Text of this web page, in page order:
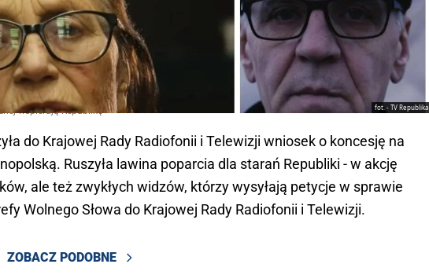
fot. - TV Republika
wspierają Republikę
do Krajowej Rady Radiofonii i Telewizji wniosek o koncesję na
Ruszyła lawina poparcia dla starań Republiki - w akcję
ale też zwykłych widzów, którzy wysyłają petycje w sprawie
Wolnego Słowa do Krajowej Rady Radiofonii i Telewizji.
ZOBACZ PODOBNE